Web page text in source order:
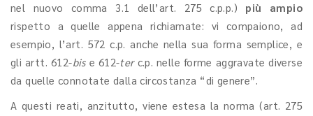
nel nuovo comma 3.1 dell’art. 275 c.p.p.) più ampio
rispetto a quelle appena richiamate: vi compaiono, ad
esempio, l’art. 572 c.p. anche nella sua forma semplice, e
gli artt. 612-bise 612-terc.p. nelle forme aggravate diverse
da quelle connotate dalla circostanza “di genere”.
A questi reati, anzitutto, viene estesa la norma (art. 275